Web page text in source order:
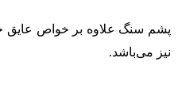
پشم سنگ علاوه بر خواص عایق
نیز می‌باشد.